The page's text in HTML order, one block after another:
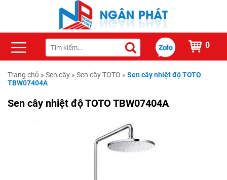
0
Trang chủ » Sen cây » Sen cây TOTO » Sen cây nhiệt độ TOTO
TBW07404A
Sen cây nhiệt độ TOTO TBW07404A